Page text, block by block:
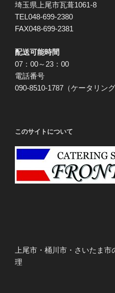
埼玉県上尾市瓦葺1061-8
TEL048-699-2380
FAX048-699-2381
配送可能時間
07：00～23：00
電話番号
090-8510-1787（ケータリング
このサイトについて
上尾市・桶川市・さいたま
理